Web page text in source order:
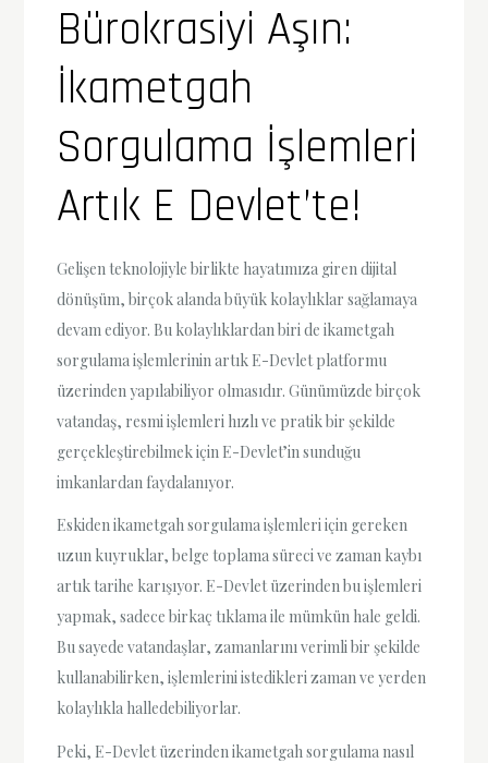
Bürokrasiyi Aşın:
İkametgah
Sorgulama İşlemleri
Artık E Devlet’te!
Gelişen teknolojiyle birlikte hayatımıza giren dijital
dönüşüm, birçok alanda büyük kolaylıklar sağlamaya
devam ediyor. Bu kolaylıklardan biri de ikametgah
sorgulama işlemlerinin artık E-Devlet platformu
üzerinden yapılabiliyor olmasıdır. Günümüzde birçok
vatandaş, resmi işlemleri hızlı ve pratik bir şekilde
gerçekleştirebilmek için E-Devlet’in sunduğu
imkanlardan faydalanıyor.
Eskiden ikametgah sorgulama işlemleri için gereken
uzun kuyruklar, belge toplama süreci ve zaman kaybı
artık tarihe karışıyor. E-Devlet üzerinden bu işlemleri
yapmak, sadece birkaç tıklama ile mümkün hale geldi.
Bu sayede vatandaşlar, zamanlarını verimli bir şekilde
kullanabilirken, işlemlerini istedikleri zaman ve yerden
kolaylıkla halledebiliyorlar.
Peki, E-Devlet üzerinden ikametgah sorgulama nasıl